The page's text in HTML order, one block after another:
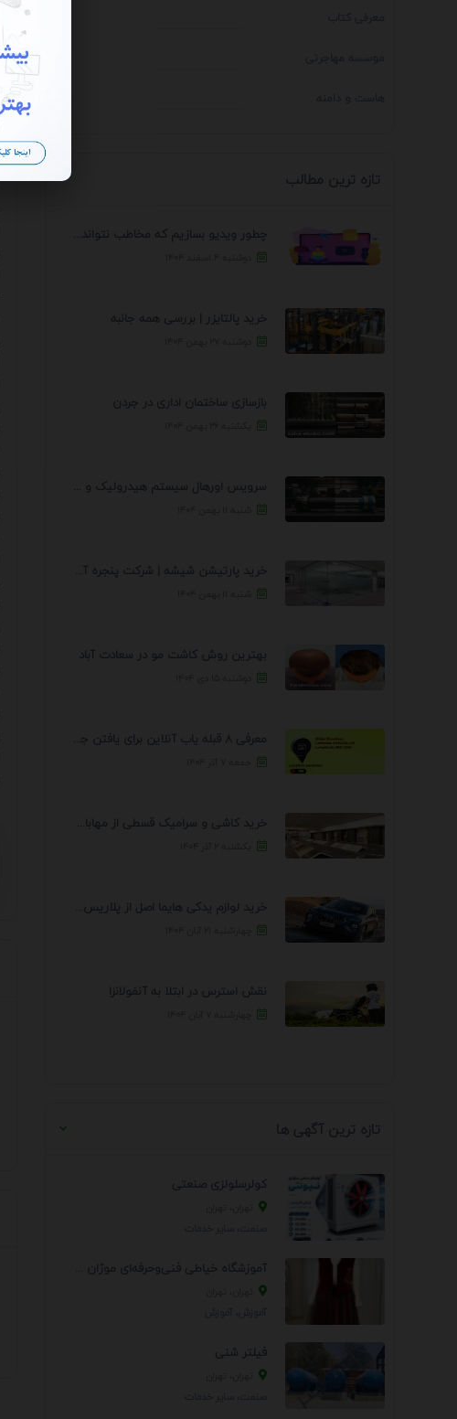
تازه ترین مطالب
خرید پالتایزر | بررسی همه جانبه
بازسازی ساختمان اداری در جردن
خرید پارتیشن شیشه | شرکت پنجره آسمان
بهترین روش کاشت مو در سعادت آباد
معرفی 8 قبله یاب آنلاین برای یافتن جهت انجام ...
نقش استرس در ابتلا به آنفولانزا
تازه ترین آگهی ها
کولرسلولزی صنعتی
فیلتر شنی